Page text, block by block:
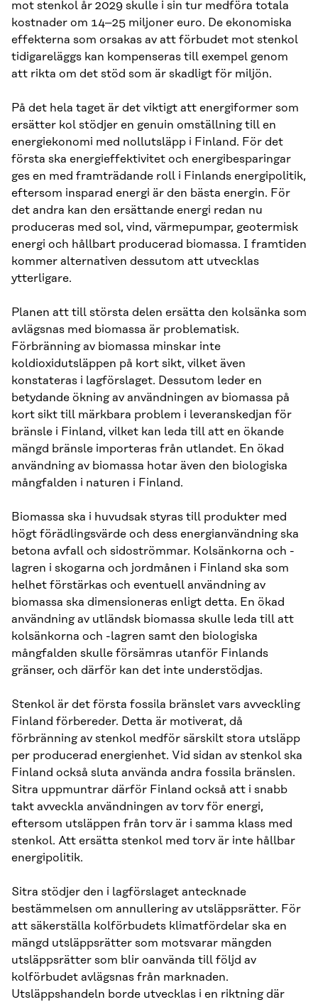
mot stenkol år 2029 skulle i sin tur medföra totala
kostnader om 14–25 miljoner euro. De ekonomiska
effekterna som orsakas av att förbudet mot stenkol
tidigareläggs kan kompenseras till exempel genom
att rikta om det stöd som är skadligt för miljön.
På det hela taget är det viktigt att energiformer som
ersätter kol stödjer en genuin omställning till en
energiekonomi med nollutsläpp i Finland. För det
första ska energieffektivitet och energibesparingar
ges en med framträdande roll i Finlands energipolitik,
eftersom insparad energi är den bästa energin. För
det andra kan den ersättande energi redan nu
produceras med sol, vind, värmepumpar, geotermisk
energi och hållbart producerad biomassa. I framtiden
kommer alternativen dessutom att utvecklas
ytterligare.
Planen att till största delen ersätta den kolsänka som
avlägsnas med biomassa är problematisk.
Förbränning av biomassa minskar inte
koldioxidutsläppen på kort sikt, vilket även
konstateras i lagförslaget. Dessutom leder en
betydande ökning av användningen av biomassa på
kort sikt till märkbara problem i leveranskedjan för
bränsle i Finland, vilket kan leda till att en ökande
mängd bränsle importeras från utlandet. En ökad
användning av biomassa hotar även den biologiska
mångfalden i naturen i Finland.
Biomassa ska i huvudsak styras till produkter med
högt förädlingsvärde och dess energianvändning ska
betona avfall och sidoströmmar. Kolsänkorna och -
lagren i skogarna och jordmånen i Finland ska som
helhet förstärkas och eventuell användning av
biomassa ska dimensioneras enligt detta. En ökad
användning av utländsk biomassa skulle leda till att
kolsänkorna och -lagren samt den biologiska
mångfalden skulle försämras utanför Finlands
gränser, och därför kan det inte understödjas.
Stenkol är det första fossila bränslet vars avveckling
Finland förbereder. Detta är motiverat, då
förbränning av stenkol medför särskilt stora utsläpp
per producerad energienhet. Vid sidan av stenkol ska
Finland också sluta använda andra fossila bränslen.
Sitra uppmuntrar därför Finland också att i snabb
takt avveckla användningen av torv för energi,
eftersom utsläppen från torv är i samma klass med
stenkol. Att ersätta stenkol med torv är inte hållbar
energipolitik.
Sitra stödjer den i lagförslaget antecknade
bestämmelsen om annullering av utsläppsrätter. För
att säkerställa kolförbudets klimatfördelar ska en
mängd utsläppsrätter som motsvarar mängden
utsläppsrätter som blir oanvända till följd av
kolförbudet avlägsnas från marknaden.
Utsläppshandeln borde utvecklas i en riktning där